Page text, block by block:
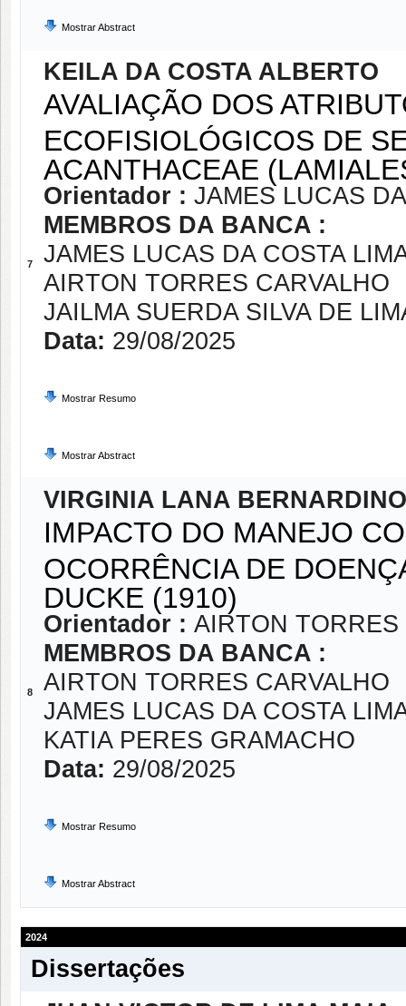
Mostrar Abstract
7
KEILA DA COSTA ALBERTO
AVALIAÇÃO DOS
ECOFISIOLÓGICOS DE
ACANTHACEAE
Orientador : JAMES LUCAS
MEMBROS DA BANCA :
JAMES LUCAS DA COSTA
AIRTON TORRES CARVALHO
JAILMA SUERDA SILVA DE
Data: 29/08/2025
Mostrar Resumo
Mostrar Abstract
8
VIRGINIA LANA
IMPACTO DO MANEJO
OCORRÊNCIA DE
DUCKE (1910)
Orientador : AIRTON TORRES
MEMBROS DA BANCA :
AIRTON TORRES CARVALHO
JAMES LUCAS DA COSTA
KATIA PERES GRAMACHO
Data: 29/08/2025
Mostrar Resumo
Mostrar Abstract
2024
Dissertações